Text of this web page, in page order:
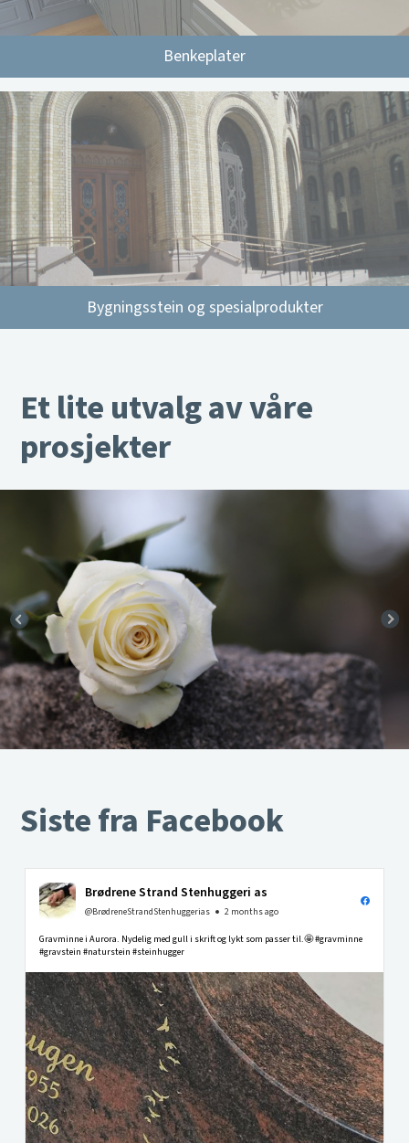
Benkeplater
Bygningsstein og spesialprodukter
Et lite utvalg av våre
prosjekter
Siste fra Facebook
Brødrene Strand Stenhuggeri as
@BrødreneStrandStenhuggerias 2 months ago
Gravminne i Aurora. Nydelig med gull i skrift og lykt som passer til.🤩 #gravminne
#gravstein #naturstein #steinhugger